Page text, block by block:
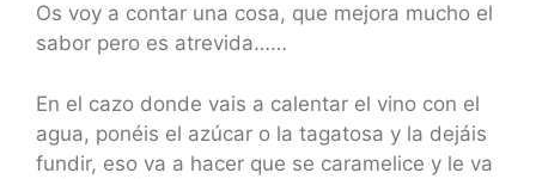
Os voy a contar una cosa, que mejora mucho el
sabor pero es atrevida……
En el cazo donde vais a calentar el vino con el
agua, ponéis el azúcar o la tagatosa y la dejáis
fundir, eso va a hacer que se caramelice y le va